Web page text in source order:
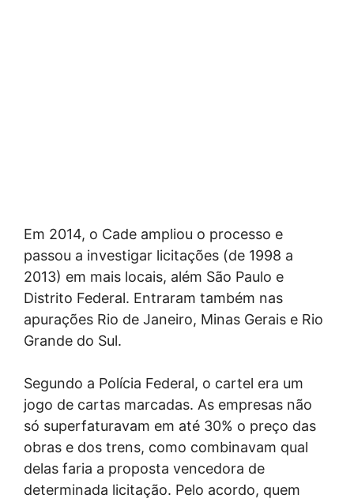
Em 2014, o Cade ampliou o processo e
passou a investigar licitações (de 1998 a
2013) em mais locais, além São Paulo e
Distrito Federal. Entraram também nas
apurações Rio de Janeiro, Minas Gerais e Rio
Grande do Sul.
Segundo a Polícia Federal, o cartel era um
jogo de cartas marcadas. As empresas não
só superfaturavam em até 30% o preço das
obras e dos trens, como combinavam qual
delas faria a proposta vencedora de
determinada licitação. Pelo acordo, quem